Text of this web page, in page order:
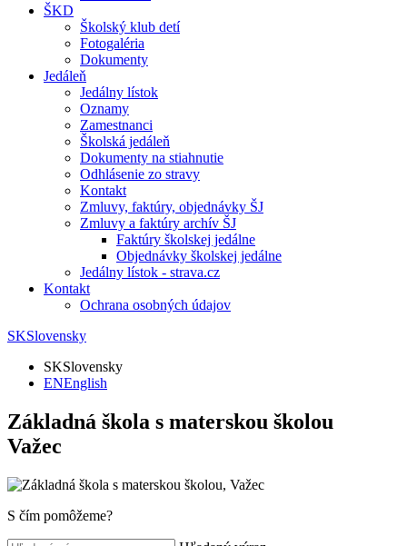
ŠKD
Školský klub detí
Fotogaléria
Dokumenty
Jedáleň
Jedálny lístok
Oznamy
Zamestnanci
Školská jedáleň
Dokumenty na stiahnutie
Odhlásenie zo stravy
Kontakt
Zmluvy, faktúry, objednávky ŠJ
Zmluvy a faktúry archív ŠJ
Faktúry školskej jedálne
Objednávky školskej jedálne
Jedálny lístok - strava.cz
Kontakt
Ochrana osobných údajov
SKSlovensky
SKSlovensky
ENEnglish
Základná škola s materskou školou
Važec
S čím pomôžeme?